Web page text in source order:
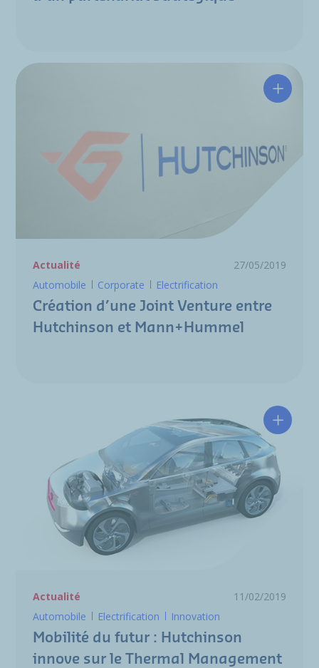
Actualité
27/05/2019
Automobile
Corporate Electrification
Création d’une Joint Venture entre
Hutchinson et Mann+Hummel
Actualité
11/02/2019
Automobile
Electrification Innovation
Mobilité du futur : Hutchinson
innove sur le Thermal Management